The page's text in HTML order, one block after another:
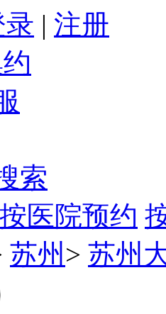
录 | 注册
索
按医院预约
苏州 > 苏州